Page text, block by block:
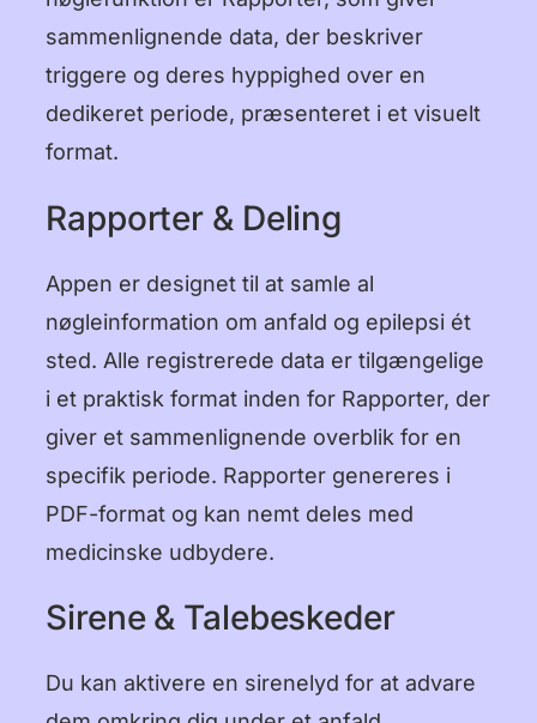
sammenlignende data, der beskriver
triggere og deres hyppighed over en
dedikeret periode, præsenteret i et visuelt
format.
Rapporter & Deling
Appen er designet til at samle al
nøgleinformation om anfald og epilepsi ét
sted. Alle registrerede data er tilgængelige
i et praktisk format inden for Rapporter, der
giver et sammenlignende overblik for en
specifik periode. Rapporter genereres i
PDF-format og kan nemt deles med
medicinske udbydere.
Sirene & Talebeskeder
Du kan aktivere en sirenelyd for at advare